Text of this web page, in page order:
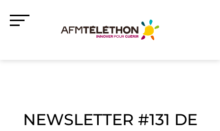
NEWSLETTER #131 DE